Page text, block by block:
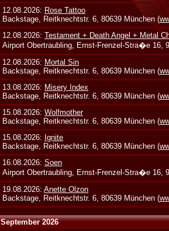
12.08.2026: Rose Tattoo
Backstage, Reitknechtstr. 6, 80639 München (
12.08.2026:Testament + Death Angel + Metal
Airport Obertraubling, Ernst-Frenzel-Stra�e 16,
12.08.2026: Mortal Sin
Backstage, Reitknechtstr. 6, 80639 München (
13.08.2026: Misery Index
Backstage, Reitknechtstr. 6, 80639 München (
15.08.2026:Wolfmother
Backstage, Reitknechtstr. 6, 80639 München (
15.08.2026: Ignite
Backstage, Reitknechtstr. 6, 80639 München (
16.08.2026:Soen
Airport Obertraubling, Ernst-Frenzel-Stra�e 16,
19.08.2026:Anette Olzon
Backstage, Reitknechtstr. 6, 80639 München (
September 2026